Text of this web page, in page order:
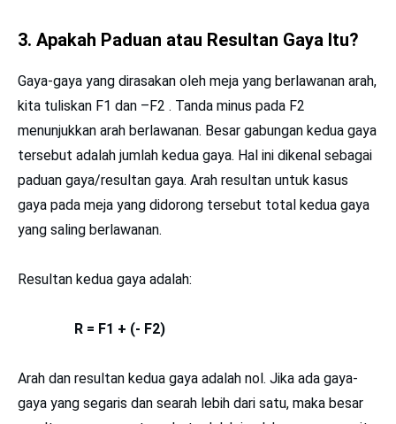
3. Apakah Paduan atau Resultan Gaya Itu?
Gaya-gaya yang dirasakan oleh meja yang berlawanan arah,
kita tuliskan F1 dan –F2 . Tanda minus pada F2
menunjukkan arah berlawanan. Besar gabungan kedua gaya
tersebut adalah jumlah kedua gaya. Hal ini dikenal sebagai
paduan gaya/resultan gaya. Arah resultan untuk kasus
gaya pada meja yang didorong tersebut total kedua gaya
yang saling berlawanan.
Resultan kedua gaya adalah:
R = F1 + (- F2)
Arah dan resultan kedua gaya adalah nol. Jika ada gaya-
gaya yang segaris dan searah lebih dari satu, maka besar